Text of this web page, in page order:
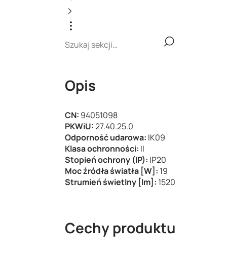
Opis
CN: 94051098
PKWiU:27.40.25.0
Odporność udarowa: IK09
Klasa ochronności: II
Stopień ochrony (IP): IP20
Moc źródła światła [W]: 19
Strumień świetlny [lm]: 1520
Cechy produktu